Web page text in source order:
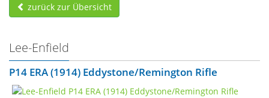
zurück zur Übersicht
Lee-Enfield
P14 ERA (1914) Eddystone/Remington Rifle